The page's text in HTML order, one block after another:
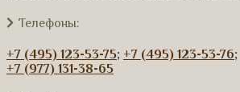
Телефоны:
+7 (495) 123-53-75; +7 (495) 123-53-76;
+7 (977) 131-38-65